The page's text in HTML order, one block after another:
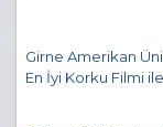
Girne Amerikan
En İyi Korku Filmi